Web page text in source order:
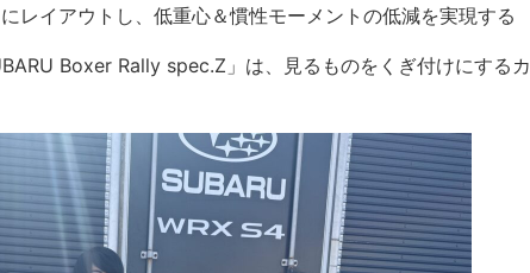
レイアウトし、低重心＆慣性モーメントの低減を実現する
Boxer Rally spec.Z」は、見るものをくぎ付けにするカ